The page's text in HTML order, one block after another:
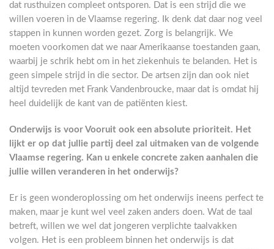
dat rusthuizen compleet ontsporen. Dat is een strijd die we
willen voeren in de Vlaamse regering. Ik denk dat daar nog veel
stappen in kunnen worden gezet. Zorg is belangrijk. We
moeten voorkomen dat we naar Amerikaanse toestanden gaan,
waarbij je schrik hebt om in het ziekenhuis te belanden. Het is
geen simpele strijd in die sector. De artsen zijn dan ook niet
altijd tevreden met Frank Vandenbroucke, maar dat is omdat hij
heel duidelijk de kant van de patiënten kiest.
Onderwijs is voor Vooruit ook een absolute prioriteit. Het
lijkt er op dat jullie partij deel zal uitmaken van de volgende
Vlaamse regering. Kan u enkele concrete zaken aanhalen die
jullie willen veranderen in het onderwijs?
Er is geen wonderoplossing om het onderwijs ineens perfect te
maken, maar je kunt wel veel zaken anders doen. Wat de taal
betreft, willen we wel dat jongeren verplichte taalvakken
volgen. Het is een probleem binnen het onderwijs is dat